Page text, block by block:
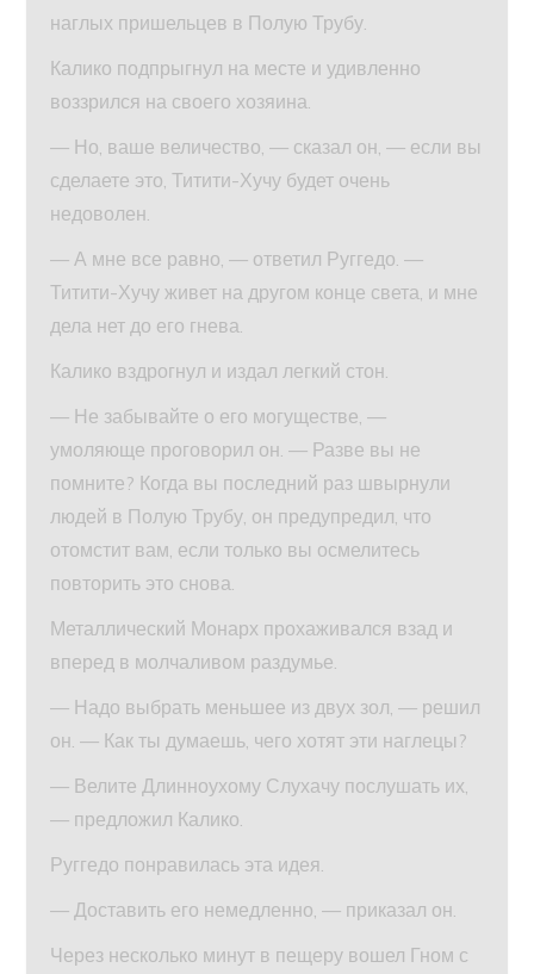
наглых пришельцев в Полую Трубу.
Калико подпрыгнул на месте и удивленно
воззрился на своего хозяина.
— Но, ваше величество, — сказал он, — если вы
сделаете это, Титити-Хучу будет очень
недоволен.
— А мне все равно, — ответил Руггедо. —
Титити-Хучу живет на другом конце света, и мне
дела нет до его гнева.
Калико вздрогнул и издал легкий стон.
— Не забывайте о его могуществе, —
умоляюще проговорил он. — Разве вы не
помните? Когда вы последний раз швырнули
людей в Полую Трубу, он предупредил, что
отомстит вам, если только вы осмелитесь
повторить это снова.
Металлический Монарх прохаживался взад и
вперед в молчаливом раздумье.
— Надо выбрать меньшее из двух зол, — решил
он. — Как ты думаешь, чего хотят эти наглецы?
— Велите Длинноухому Слухачу послушать их,
— предложил Калико.
Руггедо понравилась эта идея.
— Доставить его немедленно, — приказал он.
Через несколько минут в пещеру вошел Гном с